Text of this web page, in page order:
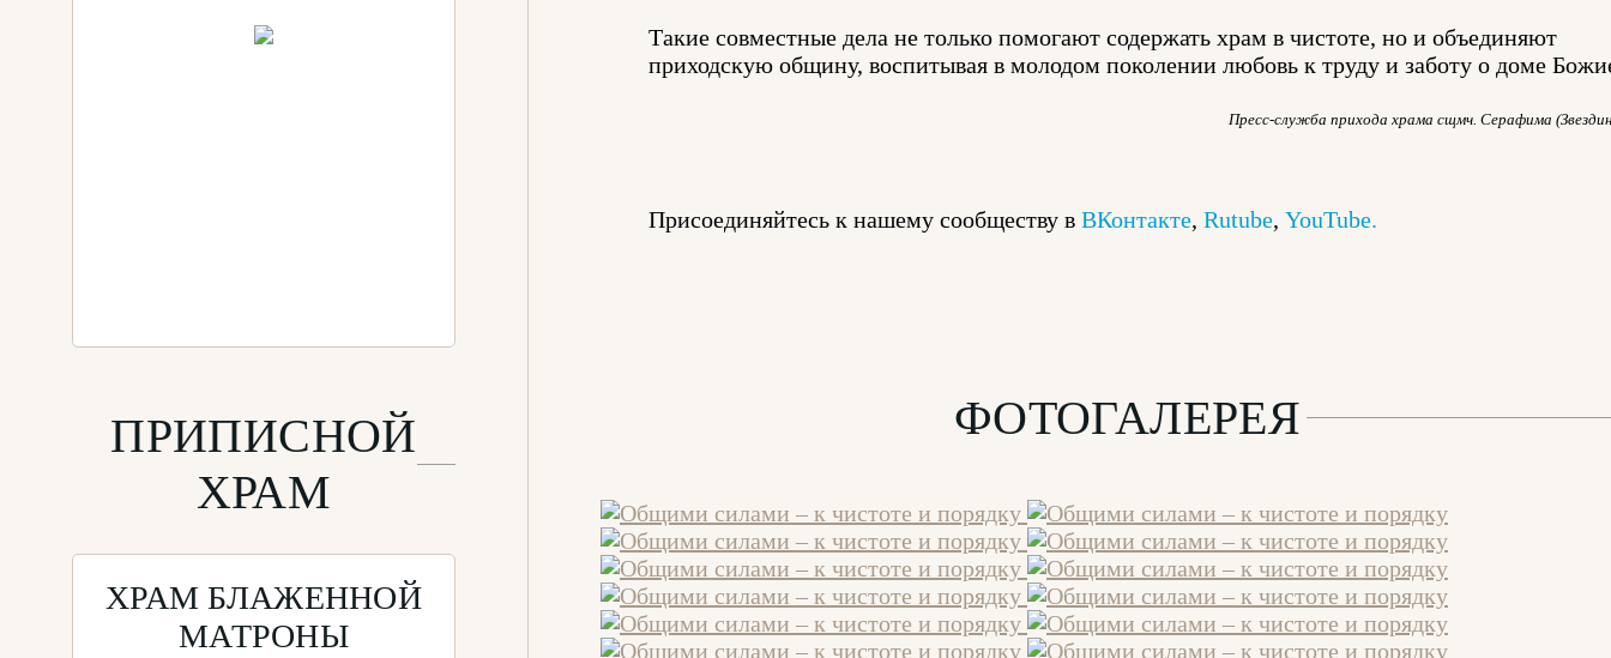
ПРИПИСНОЙ
ХРАМ
ХРАМ БЛАЖЕННОЙ
МАТРОНЫ
Такие совместные дела не только помогают содержать храм в чистоте, но и объединяют
приходскую общину, воспитывая в молодом поколении любовь к труду и заботу о доме
Пресс-служба прихода храма сщмч. Серафима
Присоединяйтесь к нашему сообществу в ВКонтакте, Rutube, YouTube.
ФОТОГАЛЕРЕЯ